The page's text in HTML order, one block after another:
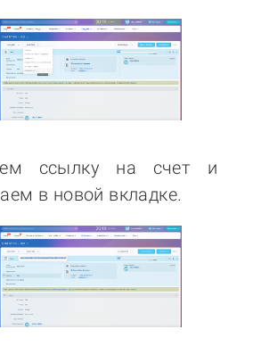
ссылку на счет и
в новой вкладке.